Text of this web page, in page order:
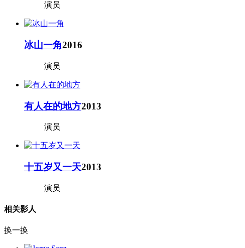
演员
冰山一角2016
演员
有人在的地方2013
演员
十五岁又一天2013
演员
相关影人
换一换